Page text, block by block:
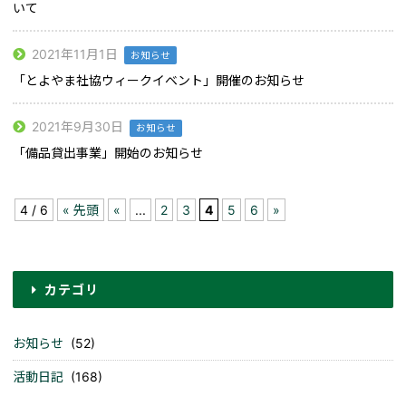
カテゴリ
お知らせ (52)
活動日記 (168)
いて
2021年11月1日 お知らせ
「とよやま社協ウィークイベント」開催のお知らせ
2021年9月30日 お知らせ
「備品貸出事業」開始のお知らせ
4 / 6 « 先頭 « ... 2 3 4 5 6 »